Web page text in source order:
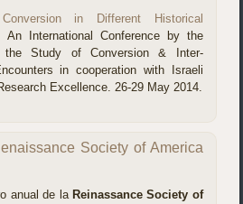
in Different Historical
An International Conference by the
the Study of Conversion & Inter-
in cooperation with Israeli
Excellence. 26-29 May 2014.
Society of America
anual de la Reinassance Society of